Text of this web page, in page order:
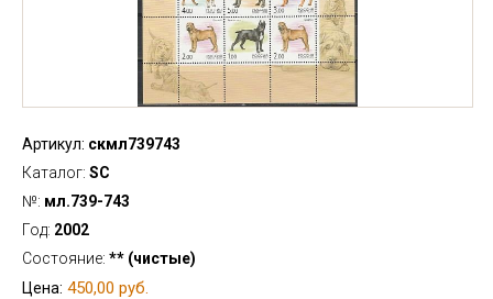
Артикул: скмл739743
Каталог: SC
№: мл.739-743
Год: 2002
Состояние: ** (чистые)
Цена: 450,00 руб.